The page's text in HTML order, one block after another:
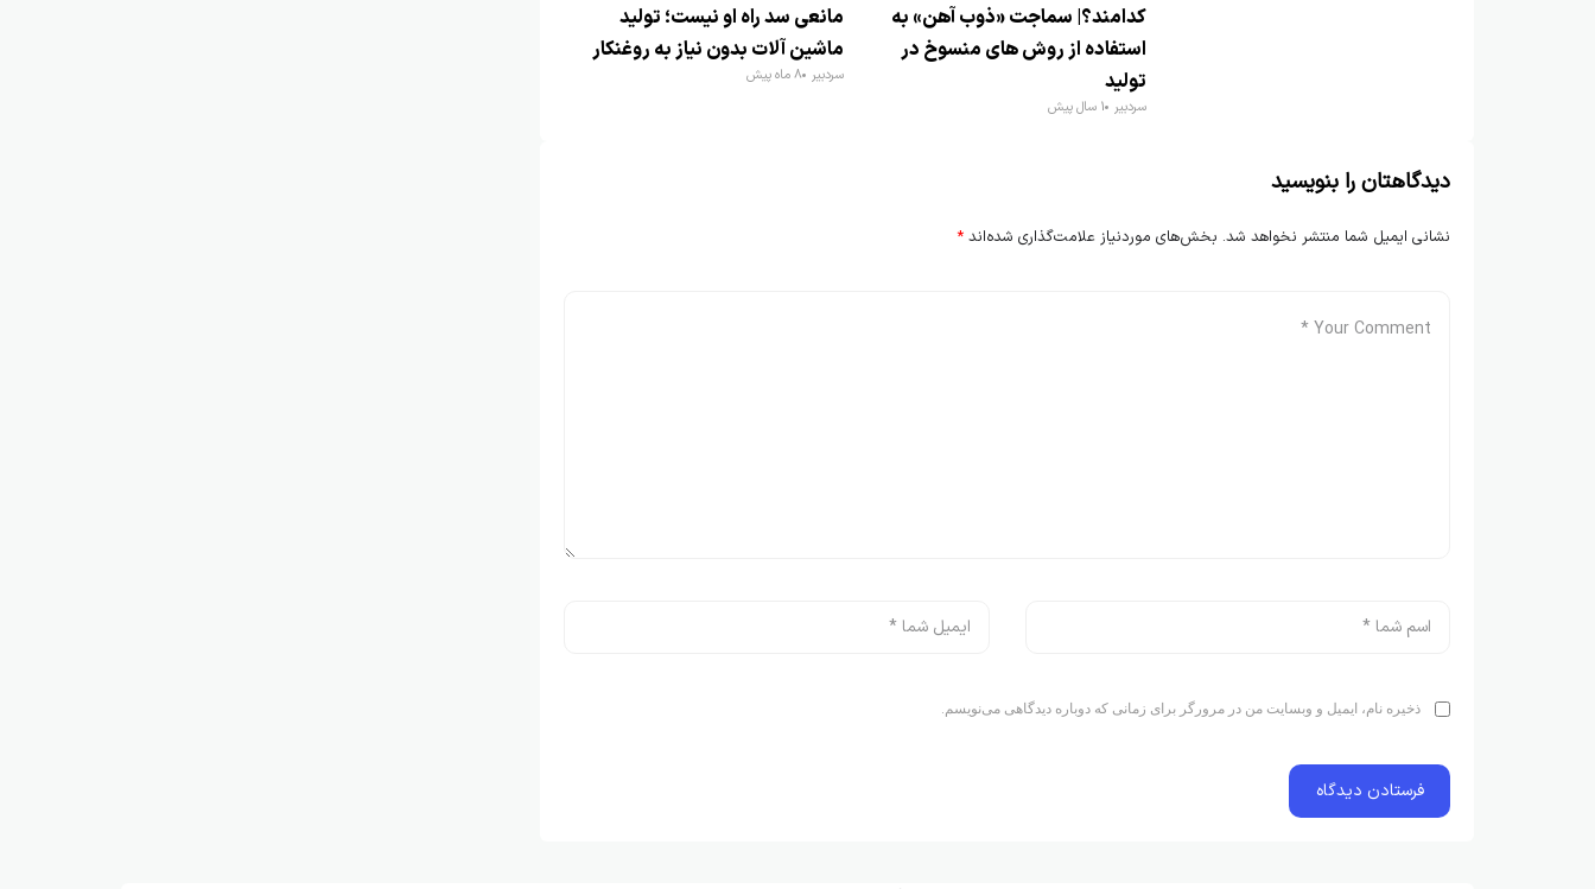
کدامند؟| سماجت «ذوب آهن» به
استفاده از روش های منسوخ در
تولید
سردبیر 1 سال پیش
مانعی سد راه او نیست؛ تولید
ماشین آلات بدون نیاز به روغنکار
سردبیر 8 ماه پیش
دیدگاهتان را بنویسید
نشانی ایمیل شما منتشر نخواهد شد. بخش‌های موردنیاز علامت‌گذاری شده‌اند *
ذخیره نام، ایمیل و وبسایت من در مرورگر برای زمانی که دوباره دیدگاهی می‌نویسم.